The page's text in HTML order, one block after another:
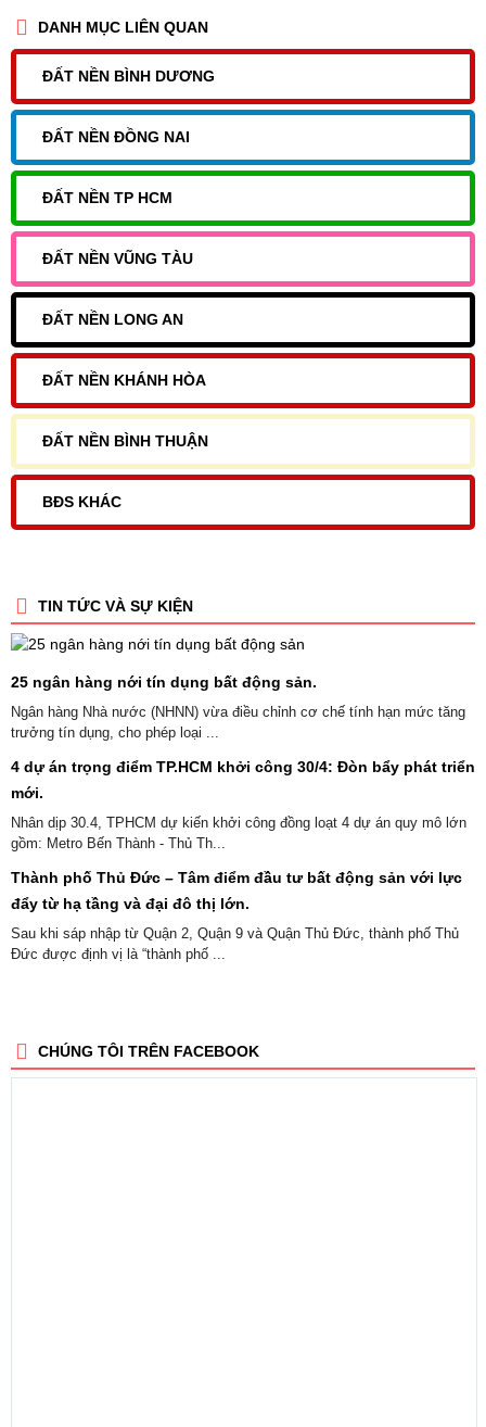
DANH MỤC LIÊN QUAN
ĐẤT NỀN BÌNH DƯƠNG
ĐẤT NỀN ĐỒNG NAI
ĐẤT NỀN TP HCM
ĐẤT NỀN VŨNG TÀU
ĐẤT NỀN LONG AN
ĐẤT NỀN KHÁNH HÒA
ĐẤT NỀN BÌNH THUẬN
BĐS KHÁC
TIN TỨC VÀ SỰ KIỆN
25 ngân hàng nới tín dụng bất động sản.
Ngân hàng Nhà nước (NHNN) vừa điều chỉnh cơ chế tính hạn mức tăng
trưởng tín dụng, cho phép loại ...
4 dự án trọng điểm TP.HCM khởi công 30/4: Đòn bẩy phát triển
mới.
Nhân dịp 30.4, TPHCM dự kiến khởi công đồng loạt 4 dự án quy mô lớn
gồm: Metro Bến Thành - Thủ Th...
Thành phố Thủ Đức – Tâm điểm đầu tư bất động sản với lực
đẩy từ hạ tầng và đại đô thị lớn.
Sau khi sáp nhập từ Quận 2, Quận 9 và Quận Thủ Đức, thành phố Thủ
Đức được định vị là “thành phố ...
CHÚNG TÔI TRÊN FACEBOOK